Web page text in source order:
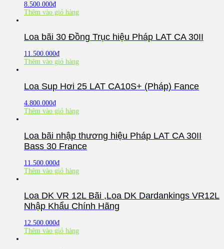
8.500.000₫
Thêm vào giỏ hàng
Loa bãi 30 Đồng Trục hiệu Pháp LAT CA 30II
11.500.000₫
Thêm vào giỏ hàng
Loa Sup Hơi 25 LAT CA10S+ (Pháp) Fance
4.800.000₫
Thêm vào giỏ hàng
Loa bãi nhập thương hiệu Pháp LAT CA 30II
Bass 30 France
11.500.000₫
Thêm vào giỏ hàng
Loa DK VR 12L Bãi ,Loa DK Dardankings VR12L
Nhập Khẩu Chính Hãng
12.500.000₫
Thêm vào giỏ hàng